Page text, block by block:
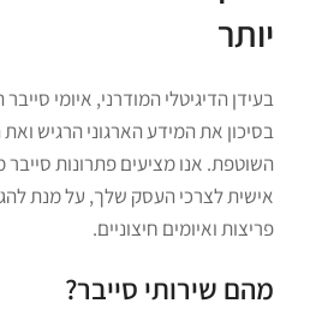
יותר
בעידן הדיגיטלי המודרני, איומי
בסיכון את המידע הארגוני הרגיש
השוטפת. אנו מציעים פתרונות
אישית לצרכי העסק שלך, על מנת
פריצות ואיומים חיצוניים.
מהם שירותי סייבר?